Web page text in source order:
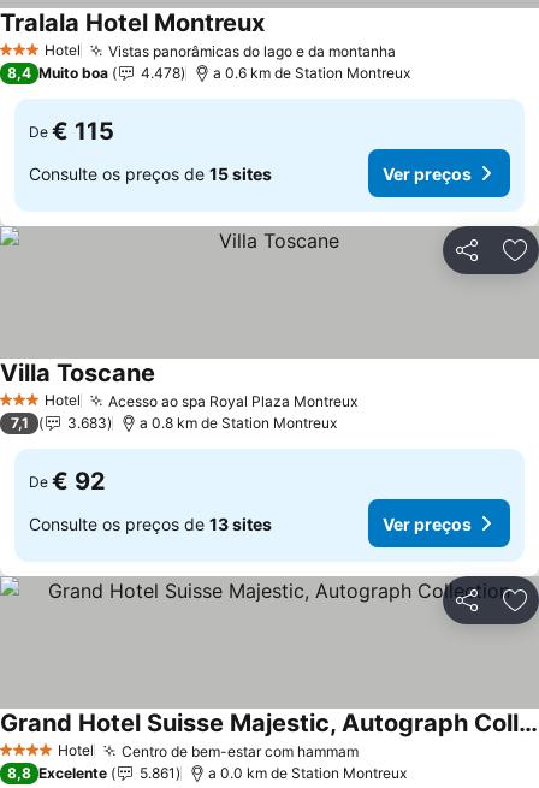
3 EstrelasHotel Vistas panorâmicas do lago e da montanha
Tralala Hotel Montreux
8,4 Muito boa 4.478 a 0.6 km de Station Montreux
De € 115
Consulte os preços de 15 sites Ver preços
Partilhar
3 EstrelasHotel Acesso ao spa Royal Plaza Montreux
Villa Toscane
7,1 3.683 a 0.8 km de Station Montreux
De € 92
Consulte os preços de 13 sites Ver preços
Partilhar
4 EstrelasHotel Centro de bem-estar com hammam
Grand Hotel Suisse Majestic, Autograph Collection
8,8 Excelente 5.861 a 0.0 km de Station Montreux